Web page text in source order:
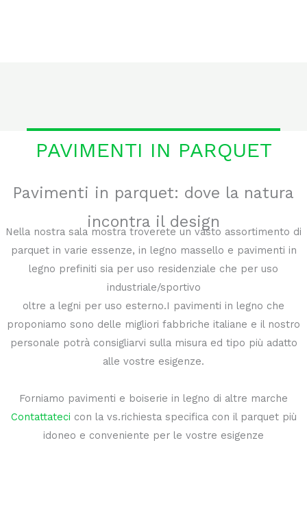
PAVIMENTI IN PARQUET
Pavimenti in parquet: dove la natura
incontra il design
Nella nostra sala mostra troverete un vasto assortimento di
parquet in varie essenze, in legno massello e pavimenti in
legno prefiniti sia per uso residenziale che per uso
industriale/sportivo
oltre a legni per uso esterno.I pavimenti in legno che
proponiamo sono delle migliori fabbriche italiane e il nostro
personale potrà consigliarvi sulla misura ed tipo più adatto
alle vostre esigenze.
Forniamo pavimenti e boiserie in legno di altre marche
Contattateci con la vs.richiesta specifica con il parquet più
idoneo e conveniente per le vostre esigenze